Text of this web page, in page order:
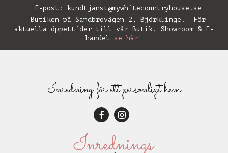
E-post: kundtjanst@mywhitecountryhouse.se
Butiken på Sandbrovägen 2, Björklinge. För
aktuella öppettider till vår Butik, Showroom & E-
handel se här!
Inredning för ett personligt hem